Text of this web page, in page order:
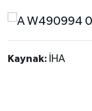
Kaynak: İHA